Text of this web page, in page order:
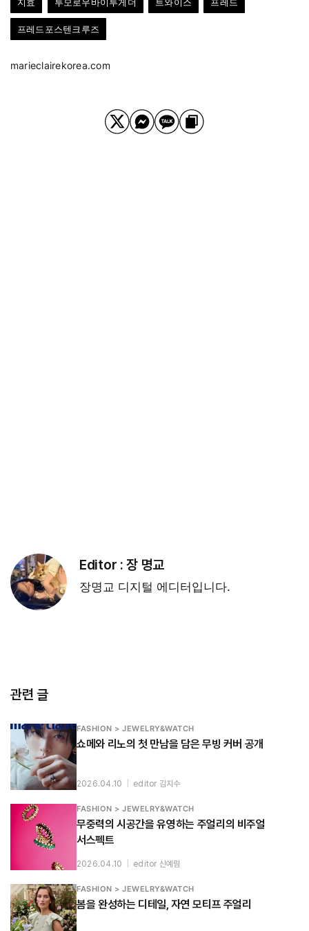
지효 투모로우바이투게더 트와이스 프레드
프레드포스텐크루즈
marieclairekorea.com
Editor :장 명교
장명교 디지털 에디터입니다.
관련 글
FASHION > JEWELRY&WATCH
쇼메와 리노의 첫 만남을 담은 무빙 커버 공개
2026.04.10 editor 김지수
FASHION > JEWELRY&WATCH
무중력의 시공간을 유영하는 주얼리의 비주얼
서스펙트
2026.04.10 editor 신예림
FASHION > JEWELRY&WATCH
봄을 완성하는 디테일, 자연 모티프 주얼리